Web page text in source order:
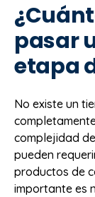
pasar
etapa
No existe un
complejidad
pueden
productos de
importante es